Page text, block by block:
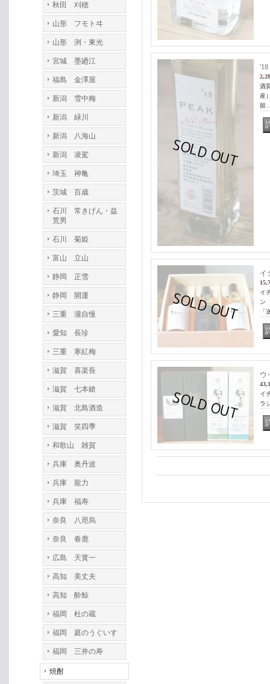
秋田 刈穂
山形 フモトヰ
山形 洌・東光
宮城 墨廼江
福島 金澤屋
新潟 雪中梅
新潟 緑川
新潟 八海山
新潟 凌駕
埼玉 神亀
茨城 百歳
石川 常きげん・益
荒男
石川 菊姫
富山 立山
静岡 正雪
静岡 開運
三重 瀧自慢
愛知 長珍
三重 寒紅梅
滋賀 喜楽長
滋賀 七本鎗
滋賀 北島酒造
滋賀 笑四季
和歌山 雑賀
兵庫 奥丹波
兵庫 龍力
兵庫 福寿
奈良 八咫烏
奈良 春鹿
広島 天寳一
高知 美丈夫
高知 酔鯨
福岡 杜の蔵
福岡 庭のうぐいす
福岡 三井の寿
焼酎
酒
産
留
イ
イ
ン
「
ウ
イ
ラ